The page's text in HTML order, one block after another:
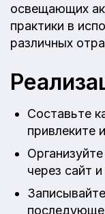
освещающих
практики в
различных
Составьте
привлеките
через сайт